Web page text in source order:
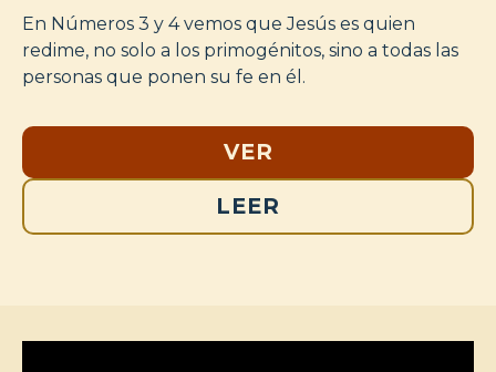
En Números 3 y 4 vemos que Jesús es quien
redime, no solo a los primogénitos, sino a todas las
personas que ponen su fe en él.
VER
LEER